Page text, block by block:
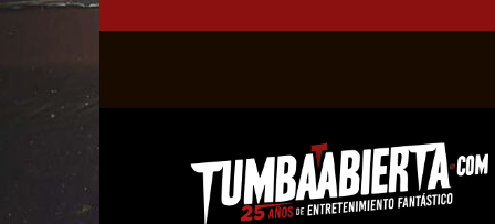
web
del
entretenimiento